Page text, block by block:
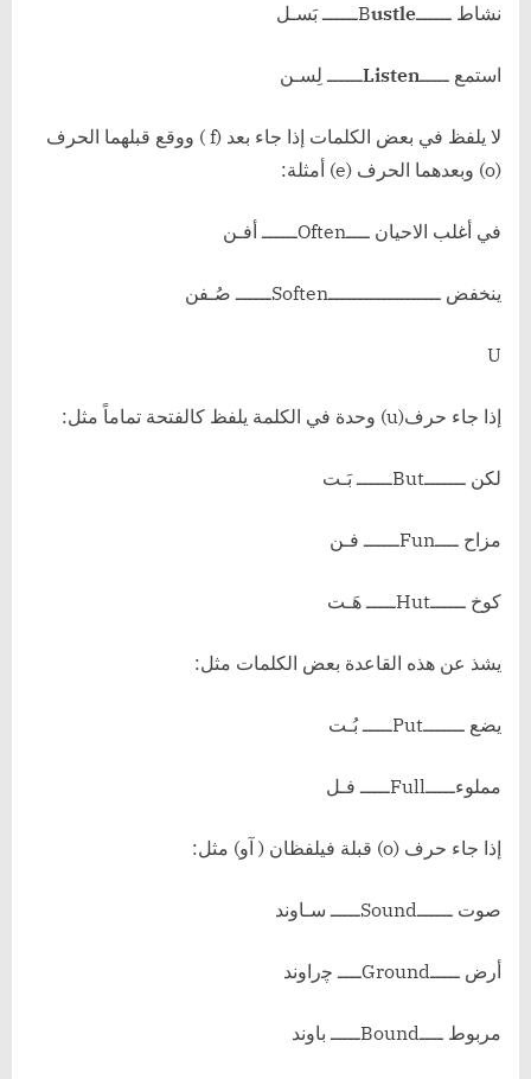
نشاط ــــــBustle ــــــ بَسـل
استمع ـــــListenــــــ لِسـن
لا يلفظ في بعض الكلمات إذا جاء بعد (f ) ووقع قبلهما الحرف
(o) وبعدهما الحرف (e) أمثلة:
في أغلب الاحيان ــــOftenــــــ أفـن
ينخفض ـــــــــــــــــــSoftenــــــ صُـفن
U
إذا جاء حرف(u) وحدة في الكلمة يلفظ كالفتحة تماماً مثل:
لكن ـــــــButــــــ بَـت
مزاح ــــFunــــــ فـن
كوخ ــــــHutـــــ هَـت
يشذ عن هذه القاعدة بعض الكلمات مثل:
يضع ـــــــPutـــــ بُـت
مملوءـــــFullـــــ فـل
إذا جاء حرف (o) قبلة فيلفظان ( آو) مثل:
صوت ــــــSoundـــــ سـاوند
أرض ـــــGroundــــ ﭼراوند
مربوط ــــBoundـــــ باوند